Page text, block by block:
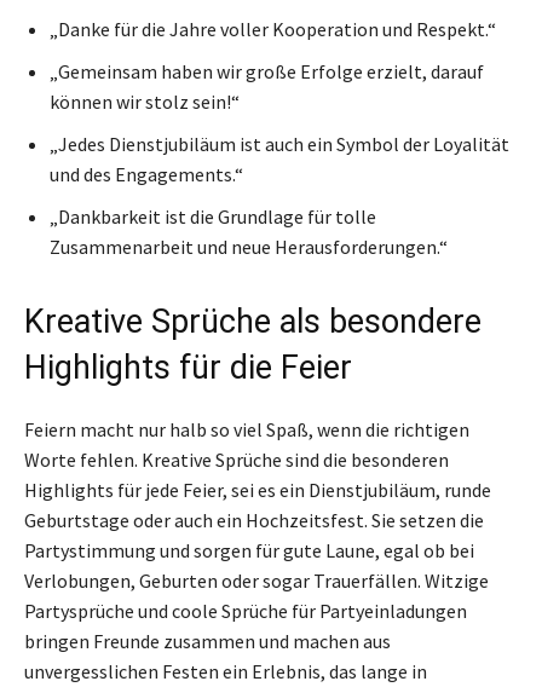
„Danke für die Jahre voller Kooperation und Respekt.“
„Gemeinsam haben wir große Erfolge erzielt, darauf
können wir stolz sein!“
„Jedes Dienstjubiläum ist auch ein Symbol der Loyalität
und des Engagements.“
„Dankbarkeit ist die Grundlage für tolle
Zusammenarbeit und neue Herausforderungen.“
Kreative Sprüche als besondere
Highlights für die Feier
Feiern macht nur halb so viel Spaß, wenn die richtigen
Worte fehlen. Kreative Sprüche sind die besonderen
Highlights für jede Feier, sei es ein Dienstjubiläum, runde
Geburtstage oder auch ein Hochzeitsfest. Sie setzen die
Partystimmung und sorgen für gute Laune, egal ob bei
Verlobungen, Geburten oder sogar Trauerfällen. Witzige
Partysprüche und coole Sprüche für Partyeinladungen
bringen Freunde zusammen und machen aus
unvergesslichen Festen ein Erlebnis, das lange in